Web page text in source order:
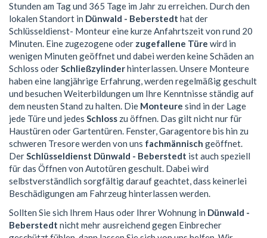
Stunden am Tag und 365 Tage im Jahr zu erreichen. Durch den
lokalen Standort in Dünwald - Beberstedt hat der
Schlüsseldienst- Monteur eine kurze Anfahrtszeit von rund 20
Minuten. Eine zugezogene oder zugefallene Türe wird in
wenigen Minuten geöffnet und dabei werden keine Schäden an
Schloss oderSchließzylinderhinterlassen. Unsere Monteure
haben eine langjährige Erfahrung, werden regelmäßig geschult
und besuchen Weiterbildungen um Ihre Kenntnisse ständig auf
dem neusten Stand zu halten. Die Monteure sind in der Lage
jede Türe und jedes Schloss zu öffnen. Das gilt nicht nur für
Haustüren oder Gartentüren. Fenster, Garagentore bis hin zu
schweren Tresore werden von uns fachmännisch geöffnet.
DerSchlüsseldienst Dünwald - Beberstedt ist auch speziell
für das Öffnen von Autotüren geschult. Dabei wird
selbstverständlich sorgfältig darauf geachtet, dass keinerlei
Beschädigungen am Fahrzeug hinterlassen werden.
Sollten Sie sich Ihrem Haus oder Ihrer Wohnung in Dünwald -
Beberstedt nicht mehr ausreichend gegen Einbrecher